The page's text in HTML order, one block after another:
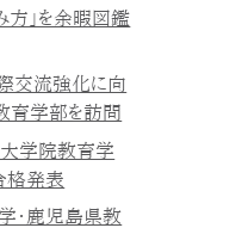
方」を余暇図鑑
交流強化に向
育学部を訪問
学院教育学
発表
・鹿児島県教